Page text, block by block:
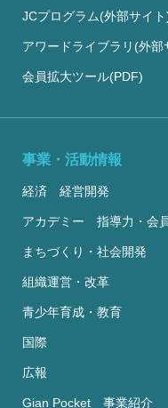
JCプログラム(外部サイト
アワードライブラリ(外部
会員拡大ツール(PDF)
事業・活動情報
経済 経営開発
アカデミー 指導力・会
まちづくり・社会開発
組織運営・改革
青少年育成・教育
国際
広報
Gian Pocket 事業紹介